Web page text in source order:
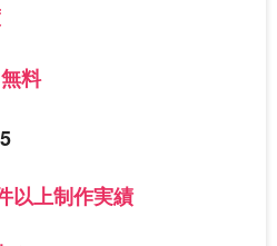
無料
以上制作実績